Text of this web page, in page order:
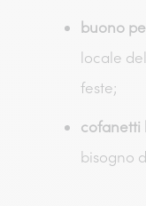
buono
locale
feste;
cofanetti
bisogno